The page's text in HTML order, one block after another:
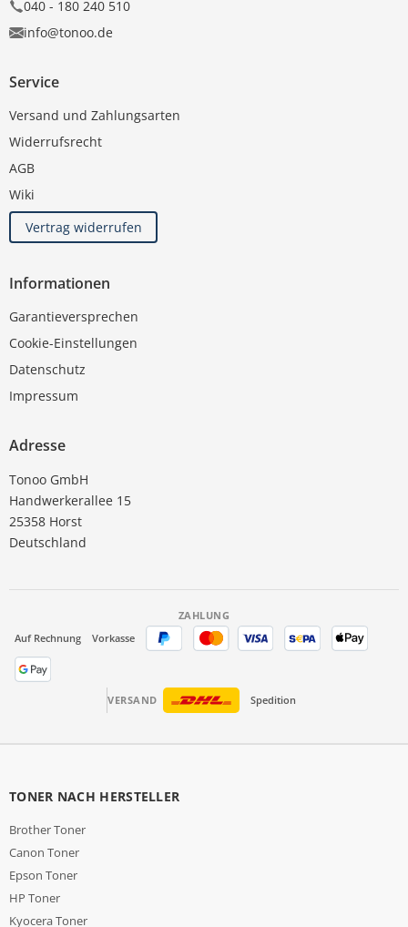
040 - 180 240 510
info@tonoo.de
Service
Versand und Zahlungsarten
Widerrufsrecht
AGB
Wiki
Vertrag widerrufen
Informationen
Garantieversprechen
Cookie-Einstellungen
Datenschutz
Impressum
Adresse
Tonoo GmbH
Handwerkerallee 15
25358 Horst
Deutschland
ZAHLUNG
Auf Rechnung
Vorkasse
VERSAND Spedition
TONER NACH HERSTELLER
Brother Toner
Canon Toner
Epson Toner
HP Toner
Kyocera Toner